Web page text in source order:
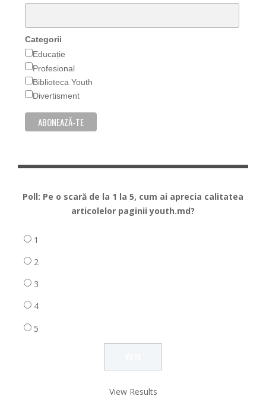
Categorii
Educație
Profesional
Biblioteca Youth
Divertisment
Poll: Pe o scară de la 1 la 5, cum ai aprecia calitatea
articolelor paginii youth.md?
1
2
3
4
5
View Results